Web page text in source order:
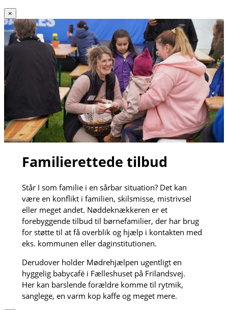
×
Familierettede tilbud
Står I som familie i en sårbar situation? Det kan
være en konflikt i familien, skilsmisse, mistrivsel
eller meget andet. Nøddeknækkeren er et
forebyggende tilbud til børnefamilier, der har brug
for støtte til at få overblik og hjælp i kontakten med
eks. kommunen eller daginstitutionen.
Derudover holder Mødrehjælpen ugentligt en
hyggelig babycafé i Fælleshuset på Frilandsvej.
Her kan barslende forældre komme til rytmik,
sanglege, en varm kop kaffe og meget mere.